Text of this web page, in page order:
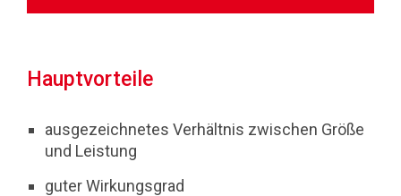
Hauptvorteile
ausgezeichnetes Verhältnis zwischen Größe
und Leistung
guter Wirkungsgrad